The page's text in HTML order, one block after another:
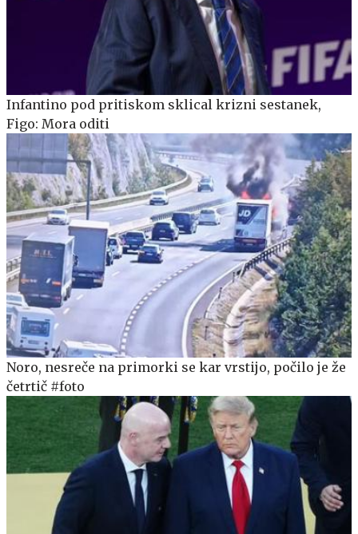
Infantino pod pritiskom sklical krizni sestanek,
Figo: Mora oditi
Noro, nesreče na primorki se kar vrstijo, počilo je že
četrtič #foto